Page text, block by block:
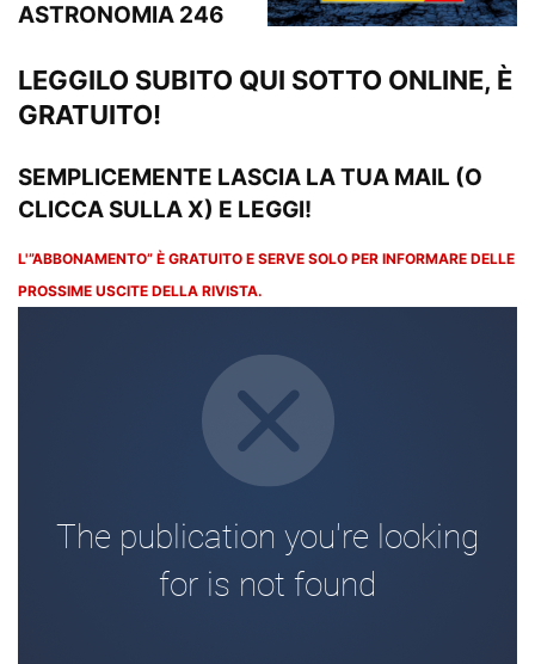
ASTRONOMIA 246
LEGGILO SUBITO QUI SOTTO ONLINE, È
GRATUITO!
SEMPLICEMENTE LASCIA LA TUA MAIL (O
CLICCA SULLA X) E LEGGI!
L'”ABBONAMENTO” È GRATUITO E SERVE SOLO PER INFORMARE DELLE
PROSSIME USCITE DELLA RIVISTA.